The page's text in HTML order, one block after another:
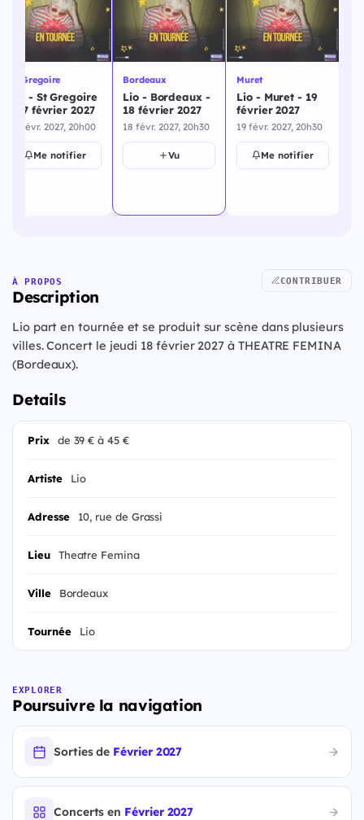
St Gregoire
Lio - St Gregoire
- 17 février 2027
17 févr. 2027, 20h00
Me notifier
Bordeaux
Lio - Bordeaux -
18 février 2027
18 févr. 2027, 20h30
Vu
Muret
Lio - Muret - 19
février 2027
19 févr. 2027, 20h30
Me notifier
À PROPOS
Description
CONTRIBUER
Lio part en tournée et se produit sur scène dans plusieurs
villes. Concert le jeudi 18 février 2027 à THEATRE FEMINA
(Bordeaux).
Details
Prix de 39 € à 45 €
Artiste Lio
Adresse 10, rue de Grassi
Lieu Theatre Femina
Ville Bordeaux
Tournée Lio
EXPLORER
Poursuivre la navigation
Sorties de Février 2027
Concerts en Février 2027